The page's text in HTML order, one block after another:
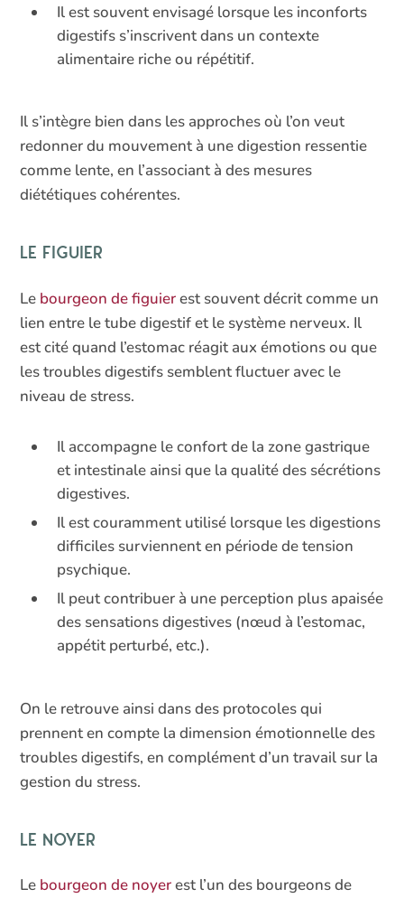
Il est souvent envisagé lorsque les inconforts
digestifs s’inscrivent dans un contexte
alimentaire riche ou répétitif.
Il s’intègre bien dans les approches où l’on veut
redonner du mouvement à une digestion ressentie
comme lente, en l’associant à des mesures
diététiques cohérentes.
Le figuier
Le bourgeon de figuierest souvent décrit comme un
lien entre le tube digestif et le système nerveux. Il
est cité quand l’estomac réagit aux émotions ou que
les troubles digestifs semblent fluctuer avec le
niveau de stress.
Il accompagne le confort de la zone gastrique
et intestinale ainsi que la qualité des sécrétions
digestives.
Il est couramment utilisé lorsque les digestions
difficiles surviennent en période de tension
psychique.
Il peut contribuer à une perception plus apaisée
des sensations digestives (nœud à l’estomac,
appétit perturbé, etc.).
On le retrouve ainsi dans des protocoles qui
prennent en compte la dimension émotionnelle des
troubles digestifs, en complément d’un travail sur la
gestion du stress.
Le noyer
Le bourgeon de noyerest l’un des bourgeons de